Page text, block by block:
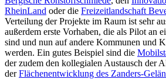
RheinLand oder die Freizeitlandschaft
Verteilung der Projekte im Raum ist sehr
außerdem erste Vorhaben, die als Pilot an
sind und nun auf andere Kommunen und
werden. Ein gutes Beispiel sind die
der zudem den kollegialen Austausch der
derFlächenentwicklung des Zanders-